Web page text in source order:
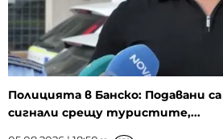
Полицията в Банско: Подавани
сигнали срещу туристите,...